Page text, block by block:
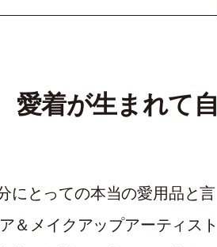
愛着が生まれて自
にとっての本当の愛用品と言
＆メイクアップアーティスト